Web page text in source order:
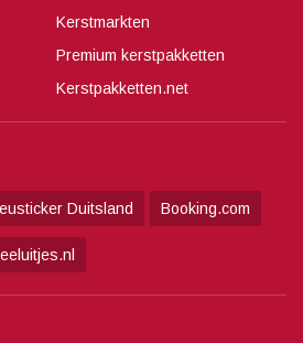
Kerstmarkten
Premium kerstpakketten
Kerstpakketten.net
Duitsland Booking.com